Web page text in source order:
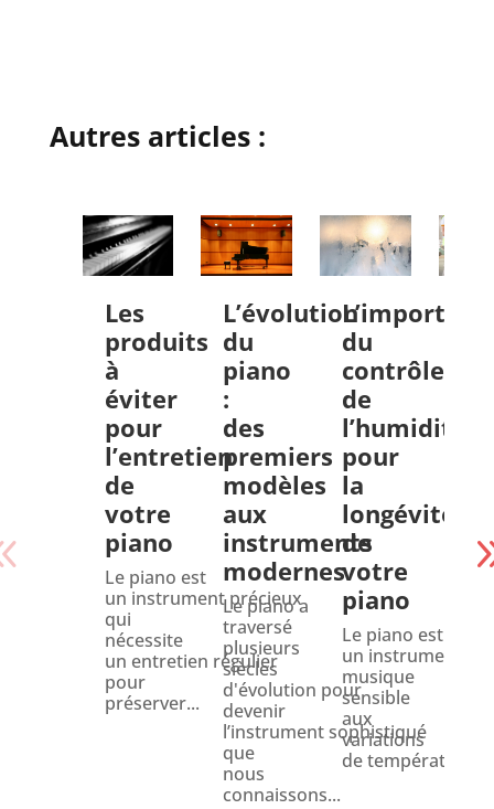
Autres articles :
Les
produits
à
éviter
pour
l’entretien
de
votre
piano
Le piano est
un instrument précieux
qui
nécessite
un entretien régulier
pour
préserver...
L’évolution
du
piano
:
des
premiers
modèles
aux
instruments
modernes
Le piano a
traversé
plusieurs
siècles
d'évolution pour
devenir
l’instrument sophistiqué
que
nous
connaissons...
du
contrôle
de
l’humidité
pour
la
longévité
de
votre
piano
Le piano est
un instrument de
musique
sensible
aux
variations
de température